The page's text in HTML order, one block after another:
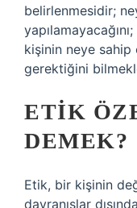
belirlenmesidir;
kişinin neye sahip
gerektiğini
ETIK
DEMEK?
Etik, bir kişinin
davranışlar